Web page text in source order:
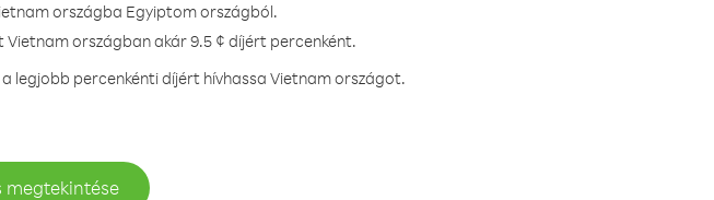
országba Egyiptom országból.
országban akár 9.5 ¢ díjért percenként.
legjobb percenkénti díjért hívhassa Vietnam országot.
megtekintése